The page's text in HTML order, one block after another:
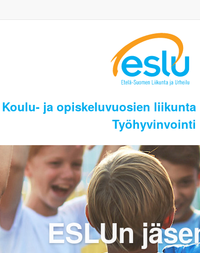
Koulu- ja opiskeluvuosien liikunta
Työhyvinvointi
ESLUn